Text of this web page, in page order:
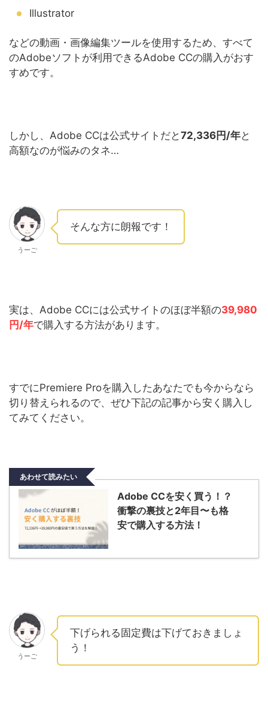
Illustrator
などの動画・画像編集ツールを使用するため、すべて
のAdobeソフトが利用できるAdobe CCの購入がおす
すめです。
しかし、Adobe CCは公式サイトだと72,336円/年と
高額なのが悩みのタネ…
うーご
そんな方に朗報です！
実は、Adobe CCには公式サイトのほぼ半額の39,980
円/年で購入する方法があります。
すでにPremiere Proを購入したあなたでも今からなら
切り替えられるので、ぜひ下記の記事から安く購入し
てみてください。
あわせて読みたい
Adobe CCを安く買う！？
衝撃の裏技と2年目〜も格
安で購入する方法！
うーご
下げられる固定費は下げておきましょ
う！